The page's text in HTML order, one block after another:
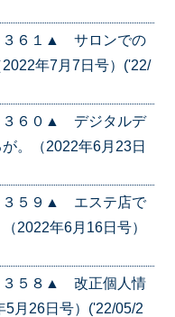
３６１▲ サロンでの
年7月7日号）('22/
３６０▲ デジタルデ
。（2022年6月23日
３５９▲ エステ店で
2022年6月16日号）
３５８▲ 改正個人情
月26日号）('22/05/2